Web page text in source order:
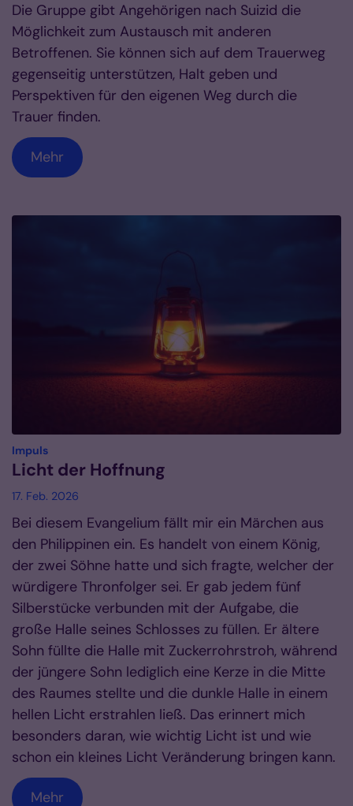
Die Gruppe gibt Angehörigen nach Suizid die
Möglichkeit zum Austausch mit anderen
Betroffenen. Sie können sich auf dem Trauerweg
gegenseitig unterstützen, Halt geben und
Perspektiven für den eigenen Weg durch die
Trauer finden.
Mehr
Impuls:
Licht der Hoffnung
17. Feb. 2026
Bei diesem Evangelium fällt mir ein Märchen aus
den Philippinen ein. Es handelt von einem König,
der zwei Söhne hatte und sich fragte, welcher der
würdigere Thronfolger sei. Er gab jedem fünf
Silberstücke verbunden mit der Aufgabe, die
große Halle seines Schlosses zu füllen. Er ältere
Sohn füllte die Halle mit Zuckerrohrstroh, während
der jüngere Sohn lediglich eine Kerze in die Mitte
des Raumes stellte und die dunkle Halle in einem
hellen Licht erstrahlen ließ. Das erinnert mich
besonders daran, wie wichtig Licht ist und wie
schon ein kleines Licht Veränderung bringen kann.
Mehr